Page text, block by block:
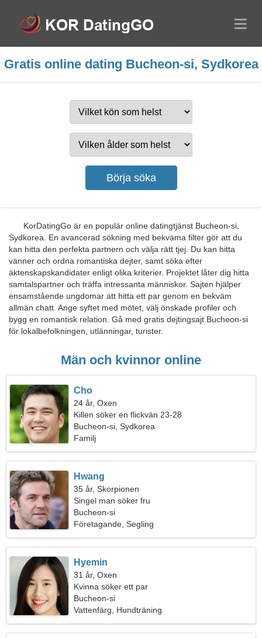
Gratis online dating Bucheon-si, Sydkorea
KorDatingGo är en populär online datingtjänst Bucheon-si,
Sydkorea. En avancerad sökning med bekväma filter gör att du
kan hitta den perfekta partnern och välja rätt tjej. Du kan hitta
vänner och ordna romantiska dejter, samt söka efter
äktenskapskandidater enligt olika kriterier. Projektet låter dig hitta
samtalspartner och träffa intressanta människor. Sajten hjälper
ensamstående ungdomar att hitta ett par genom en bekväm
allmän chatt. Ange syftet med mötet, välj önskade profiler och
bygg en romantisk relation. Gå med gratis dejtingsajt Bucheon-si
för lokalbefolkningen, utlänningar, turister.
Män och kvinnor online
Cho
24 år, Oxen
Killen söker en flickvän 23-28
Bucheon-si, Sydkorea
Familj
Hwang
35 år, Skorpionen
Singel man söker fru
Bucheon-si
Företagande, Segling
Hyemin
31 år, Oxen
Kvinna söker ett par
Bucheon-si
Vattenfärg, Hundträning